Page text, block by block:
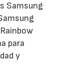
Samsung
para
y